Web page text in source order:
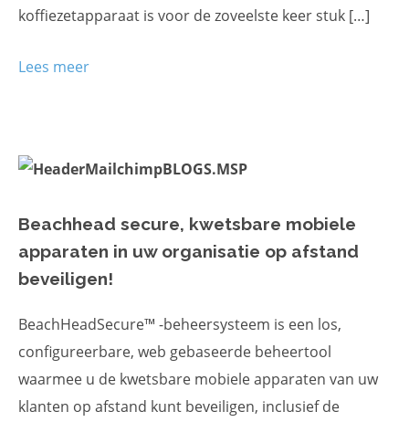
koffiezetapparaat is voor de zoveelste keer stuk […]
Lees meer
Beachhead secure, kwetsbare mobiele
apparaten in uw organisatie op afstand
beveiligen!
BeachHeadSecure™ -beheersysteem is een los,
configureerbare, web gebaseerde beheertool
waarmee u de kwetsbare mobiele apparaten van uw
klanten op afstand kunt beveiligen, inclusief de